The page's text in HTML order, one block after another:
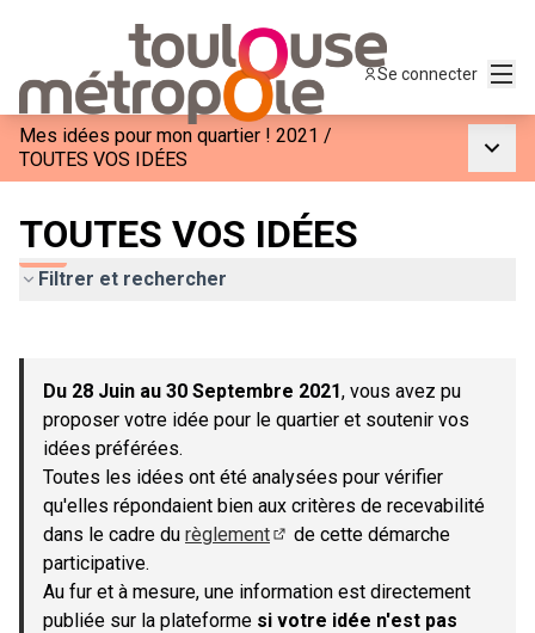
Se connecter
Mes idées pour mon quartier ! 2021 /
TOUTES VOS IDÉES
TOUTES VOS IDÉES
Filtrer et rechercher
−
Du 28 Juin au 30 Septembre 2021, vous avez pu
proposer votre idée pour le quartier et soutenir vos
idées préférées.
Toutes les idées ont été analysées pour vérifier
qu'elles répondaient bien aux critères de recevabilité
dans le cadre du règlement
de cette démarche
participative.
Au fur et à mesure, une information est directement
publiée sur la plateforme si votre idée n'est pas